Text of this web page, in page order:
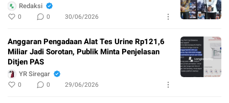
Redaksi
0 0 30/06/2026
Anggaran Pengadaan Alat Tes Urine Rp121,6
Miliar Jadi Sorotan, Publik Minta Penjelasan
Ditjen PAS
YR Siregar
0 0 29/06/2026